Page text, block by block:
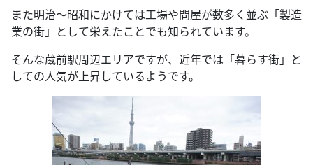
また明治～昭和にかけては工場や問屋が数多く並ぶ「製造
業の街」として栄えたことでも知られています。
そんな蔵前駅周辺エリアですが、近年では「暮らす街」と
しての人気が上昇しているようです。